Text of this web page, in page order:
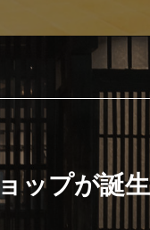
ップが誕生